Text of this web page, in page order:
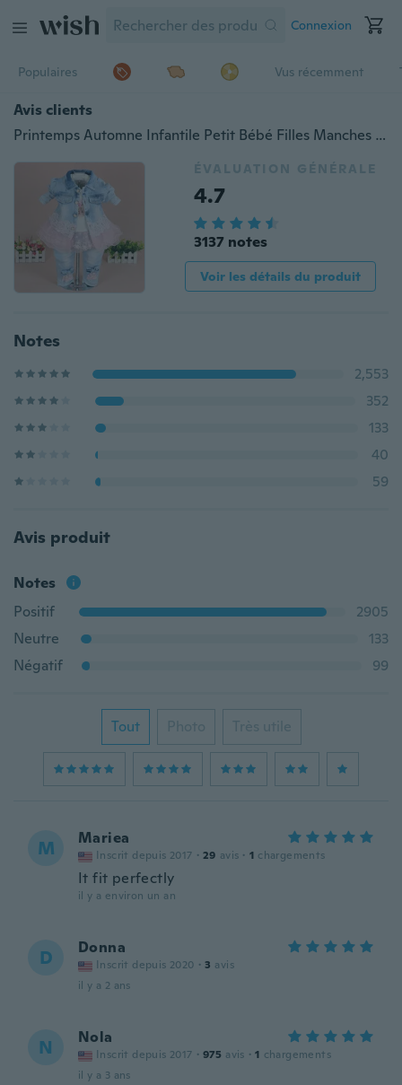
Connexion
Populaires Vus récemment
Avis clients
Printemps Automne Infantile Petit Bébé Filles Manches Longues T-shirt Veste En Jean Jeans Pantalon 3 Pièces Ensembles
ÉVALUATION GÉNÉRALE
4.7
3137 notes
Voir les détails du produit
Notes
2,553
352
133
40
59
Avis produit
Notes
Positif
2905
Neutre
133
Négatif
99
Tout Photo Très utile
M Mariea
Inscrit depuis 2017 · 29 avis · 1 chargements
It fit perfectly
il y a environ un an
D Donna
Inscrit depuis 2020 · 3 avis
il y a 2 ans
N Nola
Inscrit depuis 2017 · 975 avis · 1 chargements
il y a 3 ans